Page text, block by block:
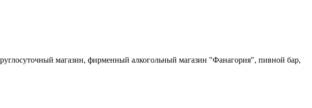
магазин, фирменный алкогольный магазин "Фанагория", пивной бар,